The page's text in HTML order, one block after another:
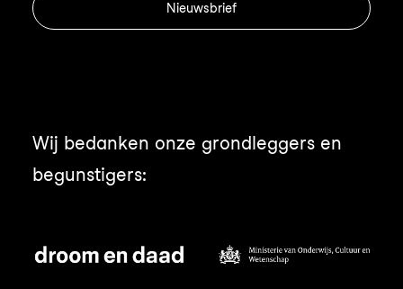
Nieuwsbrief
Wij bedanken onze grondleggers en
begunstigers: